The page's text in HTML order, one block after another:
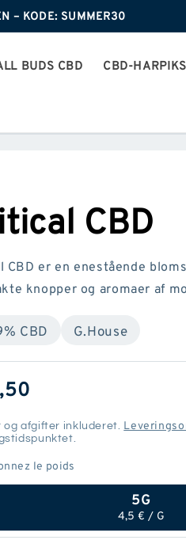
– KODE: SUMMER30
BUDS CBD CBD-HARPIKS
CBD
CBD er en enestående
knopper og aromaer af
CBD G.House
og afgifter inkluderet.
5G
4,5 € / G